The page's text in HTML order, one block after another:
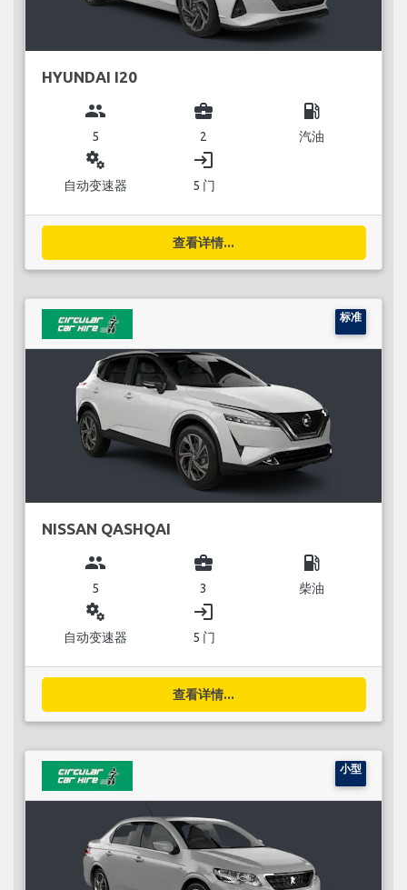
HYUNDAI I20
group
5
business_center
2
local_gas_station
汽油
miscellaneous_services
自动变速器
login
5 门
查看详情...
标准
NISSAN QASHQAI
group
5
business_center
3
local_gas_station
柴油
miscellaneous_services
自动变速器
login
5 门
查看详情...
小型